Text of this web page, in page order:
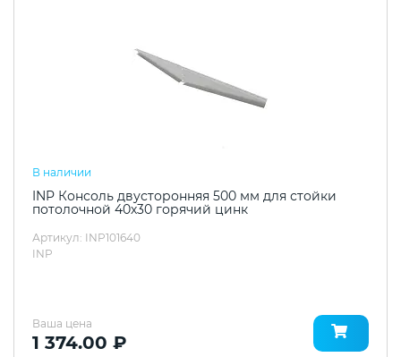
В наличии
INP Консоль двусторонняя 500 мм для стойки
потолочной 40х30 горячий цинк
Артикул: INP101640
INP
Ваша цена
1 374.00 ₽